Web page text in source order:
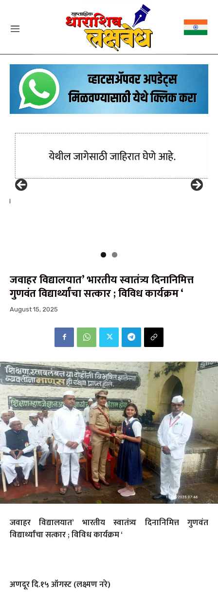
जवाहर विद्यालयात’ भारतीय स्वातंत्र्य दिनानिमित्त
गुणवंत विद्यार्थ्यांचा सत्कार ; विविध कार्यक्रम ‘
August 15, 2025
जवाहर विद्यालयात’ भारतीय स्वातंत्र्य दिनानिमित्त गुणवंत
विद्यार्थ्यांचा सत्कार ; विविध कार्यक्रम ‘
अणदूर दि.१५ ऑगस्ट (लक्ष्मण नरे)